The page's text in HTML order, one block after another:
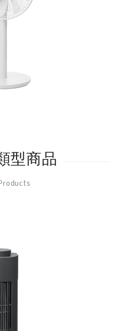
型商品